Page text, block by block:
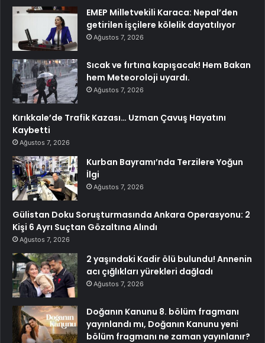
EMEP Milletvekili Karaca: Nepal’den
getirilen işçilere kölelik dayatılıyor
Ağustos 7, 2026
Sıcak ve fırtına kapışacak! Hem Bakan
hem Meteoroloji uyardı.
Ağustos 7, 2026
Kırıkkale’de Trafik Kazası… Uzman Çavuş Hayatını
Kaybetti
Ağustos 7, 2026
Kurban Bayramı’nda Terzilere Yoğun
İlgi
Ağustos 7, 2026
Gülistan Doku Soruşturmasında Ankara Operasyonu: 2
Kişi 6 Ayrı Suçtan Gözaltına Alındı
Ağustos 7, 2026
2 yaşındaki Kadir ölü bulundu! Annenin
acı çığlıkları yürekleri dağladı
Ağustos 7, 2026
Doğanın Kanunu 8. bölüm fragmanı
yayınlandı mı, Doğanın Kanunu yeni
bölüm fragmanı ne zaman yayınlanır?